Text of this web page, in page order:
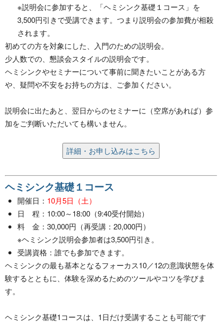
※説明会に参加すると、「ヘミシンク基礎１コース」を
3,500円引きで受講できます。つまり説明会の参加費が相殺
されます。
初めての方を対象にした、入門のための説明会。
少人数での、懇談会スタイルの説明会です。
ヘミシンクやセミナーについて事前に聞きたいことがある方
や、疑問や不安をお持ちの方は、ご参加ください。
説明会に出たあと、翌日からのセミナーに（空席があれば）参
加をご判断いただいても構いません。
詳細・お申し込みはこちら
ヘミシンク基礎１コース
開催日： 10月5日（土）
日 程：10:00～18:00（9:40受付開始）
料 金：30,000円（再受講：20,000円）
※ヘミシンク説明会参加者は3,500円引き。
受講資格：誰でも参加できます。
ヘミシンクの最も基本となるフォーカス10／12の意識状態を体
験するとともに、体験を深めるためのツールやコツを学びま
す。
ヘミシンク基礎1コースは、1日だけ受講することも可能です